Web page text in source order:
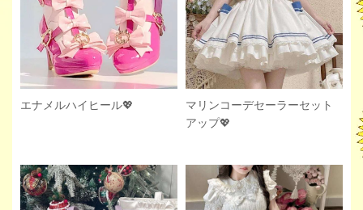
エナメルハイヒール💖
マリンコーデセーラーセット
アップ💖